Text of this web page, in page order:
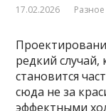
17.02.2026 Разное
редкий случай,
становится
сюда не за
эффектными